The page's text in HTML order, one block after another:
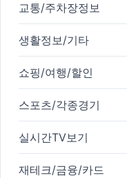
교통/주차장정보
생활정보/기타
쇼핑/여행/할인
스포츠/각종경기
실시간TV보기
재테크/금융/카드